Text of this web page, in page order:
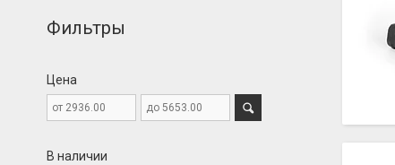
Фильтры
Цена
В наличии